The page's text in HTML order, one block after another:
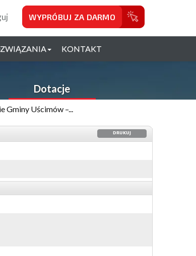
WYPRÓBUJ ZA DARMO
KONTAKT
Dotacje
Gminy Uścimów –...
DRUKUJ